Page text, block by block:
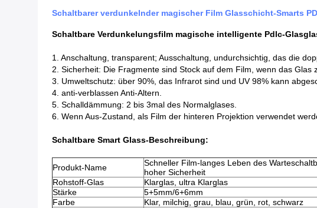
Schaltbarer verdunkelnder magischer Film Glasschicht-Smarts
Schaltbare Verdunkelungsfilm magische intelligente Pdlc-
1. Anschaltung, transparent; Ausschaltung, undurchsichtig, das die
2. Sicherheit: Die Fragmente sind Stock auf dem Film, wenn das
3. Umweltschutz: über 90%, das Infrarot sind und UV 98% kann
4. anti-verblassen Anti-Altern.
5. Schalldämmung: 2 bis 3mal des Normalglases.
6. Wenn Aus-Zustand, als Film der hinteren Projektion verwendet
Schaltbare Smart Glass-Beschreibung:
Produkt-Name
Schneller Film-langes Leben des
hoher Sicherheit
Rohstoff-Glas
Klarglas, ultra Klarglas
Stärke
5+5mm/6+6mm
Farbe
Klar, milchig, grau, blau, grün, rot, schwarz